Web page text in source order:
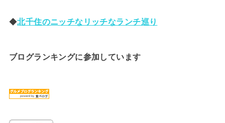
◆北千住のニッチなリッチなランチ巡り
ブログランキングに参加しています